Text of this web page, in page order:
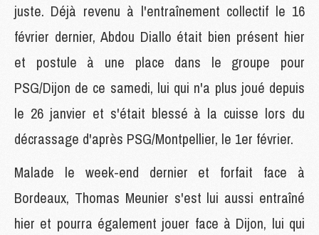
juste. Déjà revenu à l'entraînement collectif le 16
février dernier, Abdou Diallo était bien présent hier
et postule à une place dans le groupe pour
PSG/Dijon de ce samedi, lui qui n'a plus joué depuis
le 26 janvier et s'était blessé à la cuisse lors du
décrassage d'après PSG/Montpellier, le 1er février.
Malade le week-end dernier et forfait face à
Bordeaux, Thomas Meunier s'est lui aussi entraîné
hier et pourra également jouer face à Dijon, lui qui